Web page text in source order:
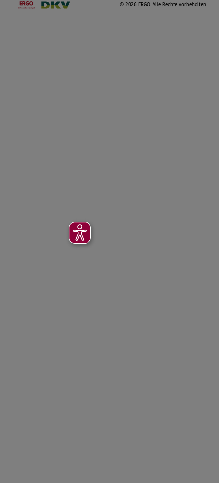
© 2026 ERGO. Alle Rechte vorbehalten.